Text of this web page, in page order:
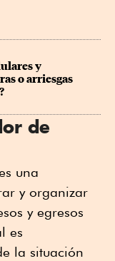
y
o arriesgas
de
una
y organizar
y egresos
es
la situación